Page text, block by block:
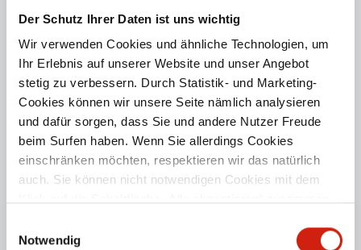
Der Schutz Ihrer Daten ist uns wichtig
Wir verwenden Cookies und ähnliche Technologien, um
Ihr Erlebnis auf unserer Website und unser Angebot
stetig zu verbessern. Durch Statistik- und Marketing-
Cookies können wir unsere Seite nämlich analysieren
und dafür sorgen, dass Sie und andere Nutzer Freude
beim Surfen haben. Wenn Sie allerdings Cookies
einschränken möchten, respektieren wir das natürlich
auch. Sie können nicht notwendigen Cookies mit dem
alle Cookies auswählen.
Notwendig
EUROSOG-I-D
Leis­tungs­star­ker Industriesauger für trockene Stäube -
Dreh­strom­aus­füh­rung.
PRODUKTDETAILS